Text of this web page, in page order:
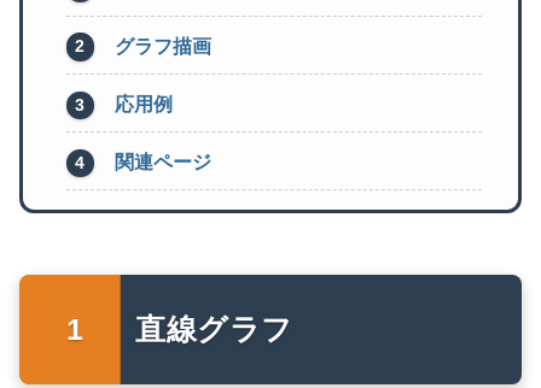
グラフ描画
応用例
関連ページ
直線グラフ